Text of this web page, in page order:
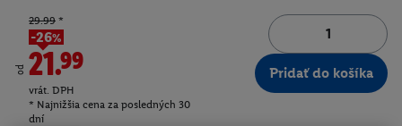
od
29.99 *
-26%
21.99
vrát. DPH
* Najnižšia cena za posledných 30
dní
Pridať do košíka